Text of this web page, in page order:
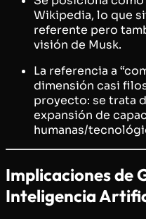
Wikipedia, lo que
referente pero
visión de Musk.
La referencia a
dimensión casi
proyecto: se trata
expansión de
humanas/
Implicaciones de
Inteligencia